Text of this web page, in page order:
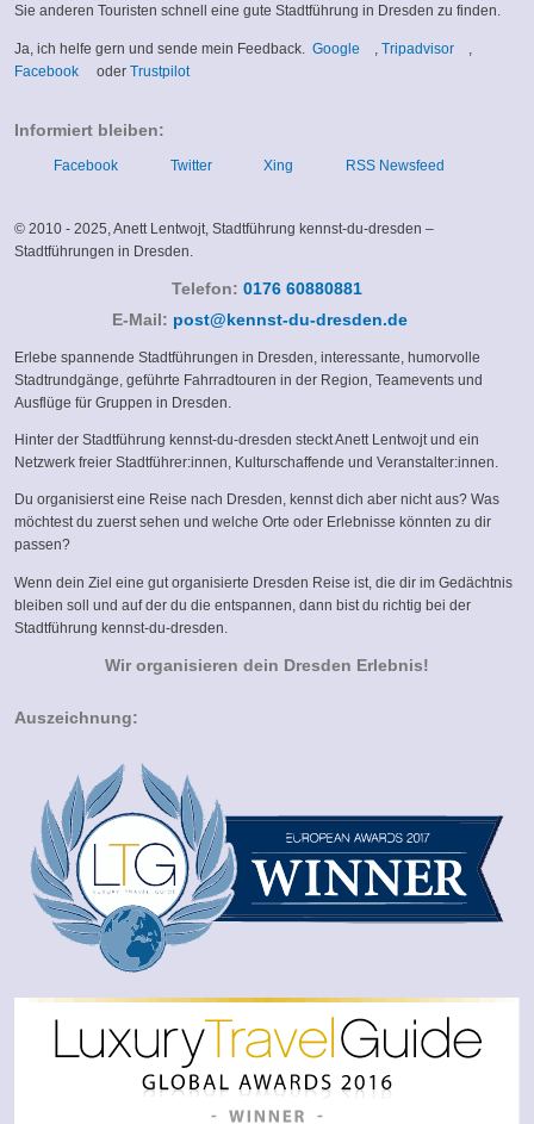
Sie anderen Touristen schnell eine gute Stadtführung in Dresden zu finden.
Ja, ich helfe gern und sende mein Feedback.Google (link
,Tripadvisor(link
Facebook(linkoder Trustpilot(link
Informiert bleiben:
Facebook Twitter Xing RSS Newsfeed
© 2010 - 2025, Anett Lentwojt, Stadtführung kennst-du-dresden –
Stadtführungen in Dresden.
Telefon: 0176 60880881
E-Mail: post@kennst-du-dresden.de(link
e-
mail)
Erlebe spannende Stadtführungen in Dresden, interessante, humorvolle
Stadtrundgänge, geführte Fahrradtouren in der Region, Teamevents und
Ausflüge für Gruppen in Dresden.
Hinter der Stadtführung kennst-du-dresden steckt Anett Lentwojt und ein
Netzwerk freier Stadtführer:innen, Kulturschaffende und Veranstalter:innen.
Du organisierst eine Reise nach Dresden, kennst dich aber nicht aus? Was
möchtest du zuerst sehen und welche Orte oder Erlebnisse könnten zu dir
passen?
Wenn dein Ziel eine gut organisierte Dresden Reise ist, die dir im Gedächtnis
bleiben soll und auf der du die entspannen, dann bist du richtig bei der
Stadtführung kennst-du-dresden.
Wir organisieren dein Dresden Erlebnis!
Auszeichnung: